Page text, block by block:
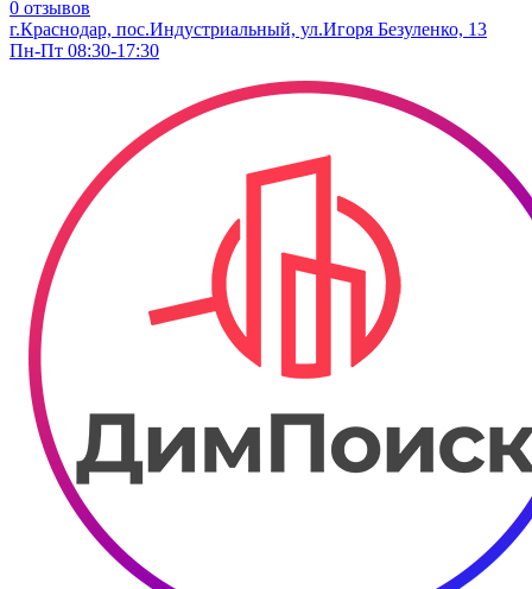
0 отзывов
г.Краснодар, пос.Индустриальный, ул.Игоря Безуленко, 13
Пн-Пт 08:30-17:30